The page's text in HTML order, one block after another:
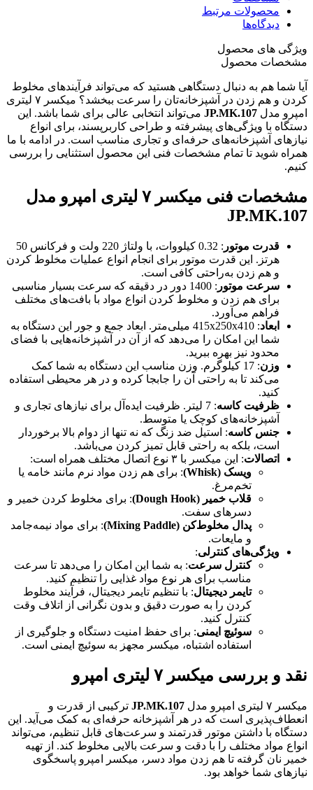
محصولات مرتبط
دیدگاه‌ها
ویژگی های محصول
مشخصات محصول
آیا شما هم به دنبال دستگاهی هستید که می‌تواند فرآیندهای مخلوط
کردن و هم زدن در آشپزخانه‌تان را سرعت ببخشد؟ میکسر ۷ لیتری
امپرو مدل JP.MK.107 می‌تواند انتخابی عالی برای شما باشد. این
دستگاه با ویژگی‌های پیشرفته و طراحی کاربرپسند، برای انواع
نیازهای آشپزخانه‌های حرفه‌ای و تجاری مناسب است. در ادامه با ما
همراه شوید تا تمام مشخصات فنی این محصول استثنایی را بررسی
کنیم.
مشخصات فنی میکسر ۷ لیتری امپرو مدل
JP.MK.107
قدرت موتور
: 0.32 کیلووات، با ولتاژ 220 ولت و فرکانس 50
هرتز. این قدرت موتور برای انجام انواع عملیات مخلوط کردن
و هم زدن به‌راحتی کافی است.
سرعت موتور
: 1400 دور در دقیقه که سرعت بسیار مناسبی
برای هم زدن و مخلوط کردن انواع مواد با بافت‌های مختلف
فراهم می‌آورد.
ابعاد
: 415x250x410 میلی‌متر. ابعاد جمع و جور این دستگاه به
شما این امکان را می‌دهد که از آن در آشپزخانه‌هایی با فضای
محدود نیز بهره ببرید.
وزن
: 17 کیلوگرم. وزن مناسب این دستگاه به شما کمک
می‌کند تا به راحتی آن را جابجا کرده و در هر محیطی استفاده
کنید.
ظرفیت کاسه
: 7 لیتر. ظرفیت ایده‌آل برای نیازهای تجاری و
آشپزخانه‌های کوچک یا متوسط.
جنس کاسه: استیل ضد زنگ که نه تنها از دوام بالا برخوردار
است، بلکه به راحتی قابل تمیز کردن می‌باشد.
اتصالات: این میکسر با ۳ نوع اتصال مختلف همراه است:
ویسک (Whisk)
: برای هم زدن مواد نرم مانند خامه یا
تخم‌مرغ.
قلاب خمیر (Dough Hook)
: برای مخلوط کردن خمیر و
دسرهای سفت.
پدال مخلوط‌کن (Mixing Paddle)
: برای مواد نیمه‌جامد
و مایعات.
ویژگی‌های کنترلی:
کنترل سرعت: به شما این امکان را می‌دهد تا سرعت
مناسب برای هر نوع مواد غذایی را تنظیم کنید.
تایمر دیجیتال: با تنظیم تایمر دیجیتال، فرآیند مخلوط
کردن را به صورت دقیق و بدون نگرانی از اتلاف وقت
کنترل کنید.
سوئیچ ایمنی: برای حفظ امنیت دستگاه و جلوگیری از
استفاده اشتباه، میکسر مجهز به سوئیچ ایمنی است.
نقد و بررسی میکسر ۷ لیتری امپرو
میکسر ۷ لیتری امپرو مدل JP.MK.107 ترکیبی از قدرت و
انعطاف‌پذیری است که در هر آشپزخانه حرفه‌ای به کمک می‌آید. این
دستگاه با داشتن موتور قدرتمند و سرعت‌های قابل تنظیم، می‌تواند
انواع مواد مختلف را با دقت و سرعت بالایی مخلوط کند. از تهیه
خمیر نان گرفته تا هم زدن مواد دسر، میکسر امپرو پاسخگوی
نیازهای شما خواهد بود.